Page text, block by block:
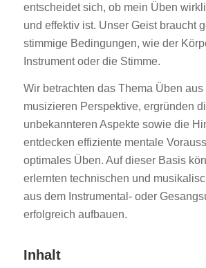
entscheidet sich, ob mein Üben
und effektiv ist. Unser Geist braucht
stimmige Bedingungen, wie der
Instrument oder die Stimme.
Wir betrachten das Thema Üben
musizieren Perspektive, ergründen
unbekannteren Aspekte sowie die
entdecken effiziente mentale
optimales Üben. Auf dieser Basis
erlernten technischen und
aus dem Instrumental- oder
erfolgreich aufbauen.
Inhalt